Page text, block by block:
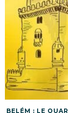
BELÉM : LE